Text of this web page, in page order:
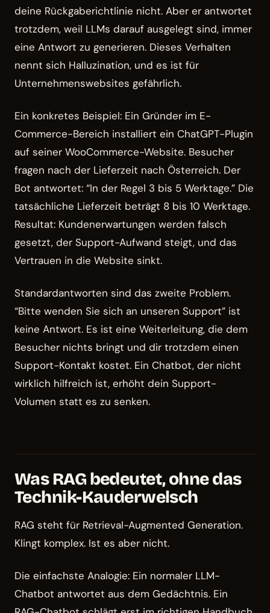
deine Rückgaberichtlinie nicht. Aber er antwortet
trotzdem, weil LLMs darauf ausgelegt sind, immer
eine Antwort zu generieren. Dieses Verhalten
nennt sich Halluzination, und es ist für
Unternehmenswebsites gefährlich.
Ein konkretes Beispiel: Ein Gründer im E-
Commerce-Bereich installiert ein ChatGPT-Plugin
auf seiner WooCommerce-Website. Besucher
fragen nach der Lieferzeit nach Österreich. Der
Bot antwortet: “In der Regel 3 bis 5 Werktage.” Die
tatsächliche Lieferzeit beträgt 8 bis 10 Werktage.
Resultat: Kundenerwartungen werden falsch
gesetzt, der Support-Aufwand steigt, und das
Vertrauen in die Website sinkt.
Standardantworten sind das zweite Problem.
“Bitte wenden Sie sich an unseren Support” ist
keine Antwort. Es ist eine Weiterleitung, die dem
Besucher nichts bringt und dir trotzdem einen
Support-Kontakt kostet. Ein Chatbot, der nicht
wirklich hilfreich ist, erhöht dein Support-
Volumen statt es zu senken.
Was RAG bedeutet, ohne das
Technik-Kauderwelsch
RAG steht für Retrieval-Augmented Generation.
Klingt komplex. Ist es aber nicht.
Die einfachste Analogie: Ein normaler LLM-
Chatbot antwortet aus dem Gedächtnis. Ein